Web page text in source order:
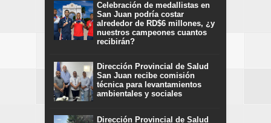
Celebración de medallistas en
San Juan podría costar
alrededor de RD$6 millones, ¿y
nuestros campeones cuantos
recibirán?
Dirección Provincial de Salud
San Juan recibe comisión
técnica para levantamientos
ambientales y sociales
Dirección Provincial de Salud